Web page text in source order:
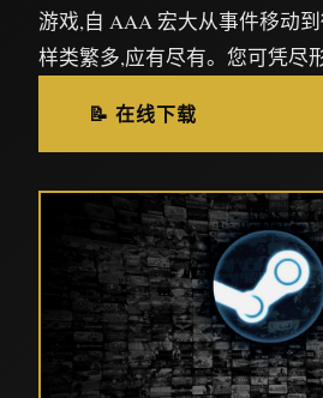
游戏,自 AAA 宏大从事件移动
样类繁多,应有尽有。您可凭尽
📝 在线下载